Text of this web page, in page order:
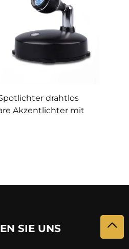
drahtlos
Akzentlichter mit
SIE UNS